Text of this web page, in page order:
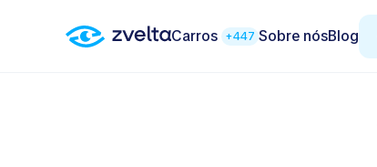
Carros +447 Sobre nósBlog